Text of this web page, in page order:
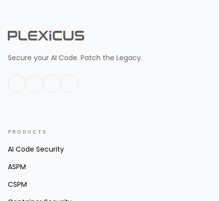
Secure your AI Code. Patch the Legacy.
PRODUCTS
AI Code Security
ASPM
CSPM